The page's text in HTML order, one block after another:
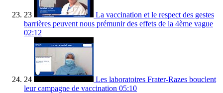
23
La vaccination et le respect des gestes
barrières peuvent nous prémunir des effets de la 4ème vague
02:12
24
Les laboratoires Frater-Razes bouclent
leur campagne de vaccination 05:10